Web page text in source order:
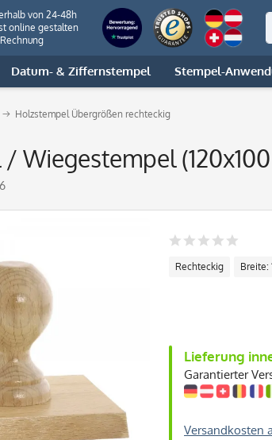
von 24-48h
online gestalten
Datum- & Ziffernstempel Stempel-
Holzstempel Übergrößen rechteckig
Wiegestempel
Rechteckig Breite:
Lieferung
Garantierter
Versandkosten